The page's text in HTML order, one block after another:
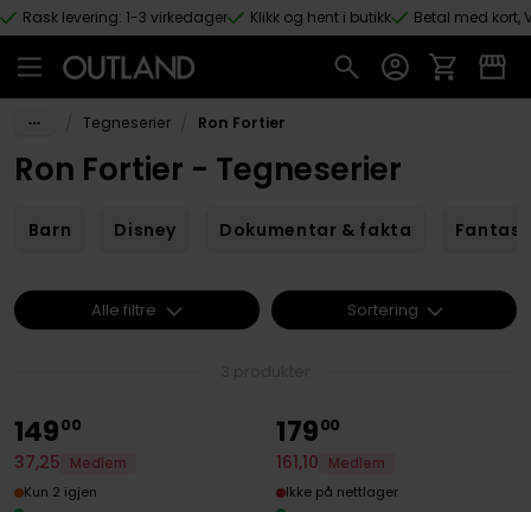
Hopp til hovedinnhold
Rask levering: 1-3 virkedager Klikk og hent i butikk Betal med kort,
Tegneserier Ron Fortier
Ron Fortier - Tegneserier
Barn Disney Dokumentar & fakta Fantasy
14900
37,25
Medlem
Kun 2 igjen
17900
161,10
Medlem
Ikke på nettlager
Alle filtre Sortering